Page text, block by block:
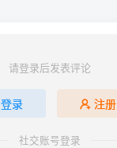
请登录后发表评论
登录 注册
社交账号登录